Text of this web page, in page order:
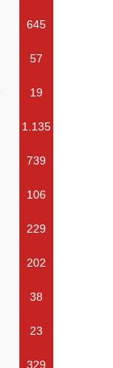
645
57
19
1.135
739
106
229
202
38
23
329